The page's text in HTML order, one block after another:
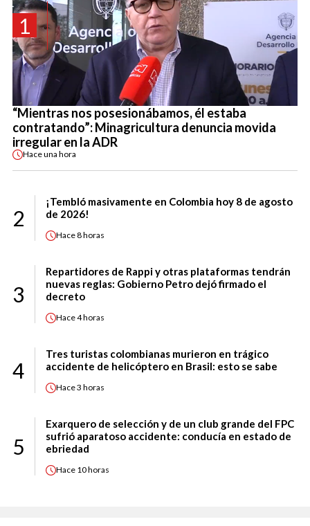
1
“Mientras nos posesionábamos, él estaba
contratando”: Minagricultura denuncia movida
irregular en la ADR
Haceuna hora
2
¡Tembló masivamente en Colombia hoy 8 de agosto
de 2026!
Hace8 horas
3
Repartidores de Rappi y otras plataformas tendrán
nuevas reglas: Gobierno Petro dejó firmado el
decreto
Hace4 horas
4
Tres turistas colombianas murieron en trágico
accidente de helicóptero en Brasil: esto se sabe
Hace3 horas
5
Exarquero de selección y de un club grande del FPC
sufrió aparatoso accidente: conducía en estado de
ebriedad
Hace 10 horas